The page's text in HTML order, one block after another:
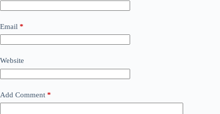
Email *
Website
Add Comment *